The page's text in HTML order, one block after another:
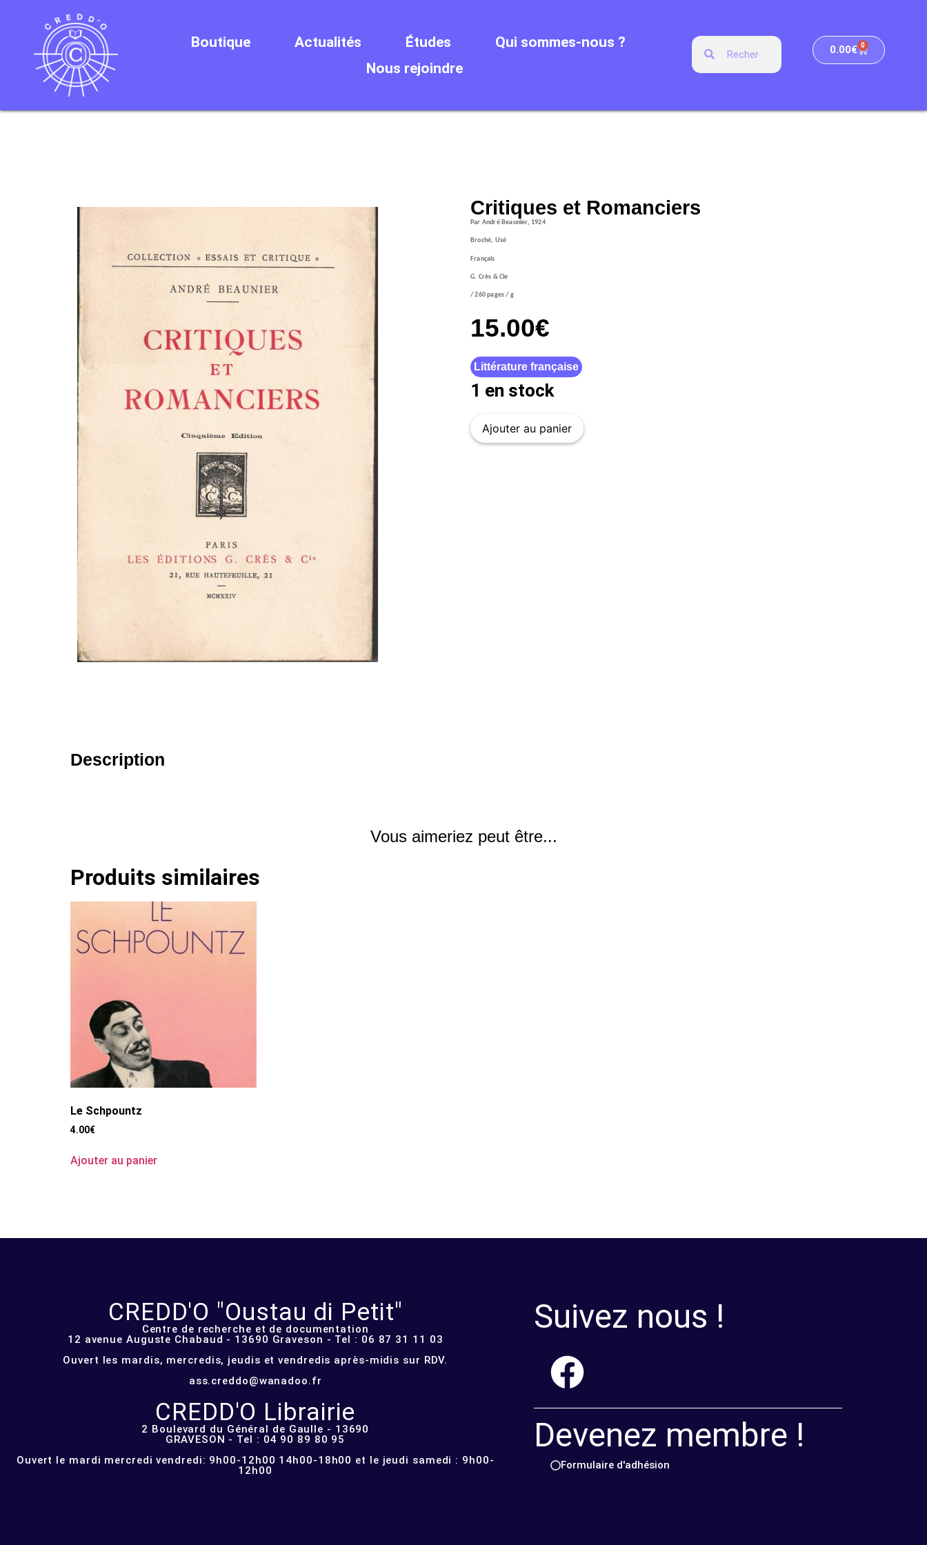
Boutique Actualités Études
Qui sommes-nous ?
Nous rejoindre
0.00€ 0
Critiques et Romanciers
Par André Beaunier, 1924
Broché, Usé
Français
G. Crès & Cie
/ 260 pages / g
15.00€
Littérature française
1 en stock
Ajouter au panier
Description
Vous aimeriez peut être...
Produits similaires
Le Schpountz
4.00€
Ajouter au panier
CREDD'O "Oustau di Petit"
Centre de recherche et de documentation
12 avenue Auguste Chabaud - 13690 Graveson - Tel : 06 87 31 11 03
Ouvert les mardis, mercredis, jeudis et vendredis après-midis sur RDV.
ass.creddo@wanadoo.fr
CREDD'O Librairie
2 Boulevard du Général de Gaulle - 13690
GRAVESON - Tel : 04 90 89 80 95
Ouvert le mardi mercredi vendredi: 9h00-12h00 14h00-18h00 et le jeudi samedi : 9h00-
12h00
Suivez nous !
Devenez membre !
Formulaire d'adhésion